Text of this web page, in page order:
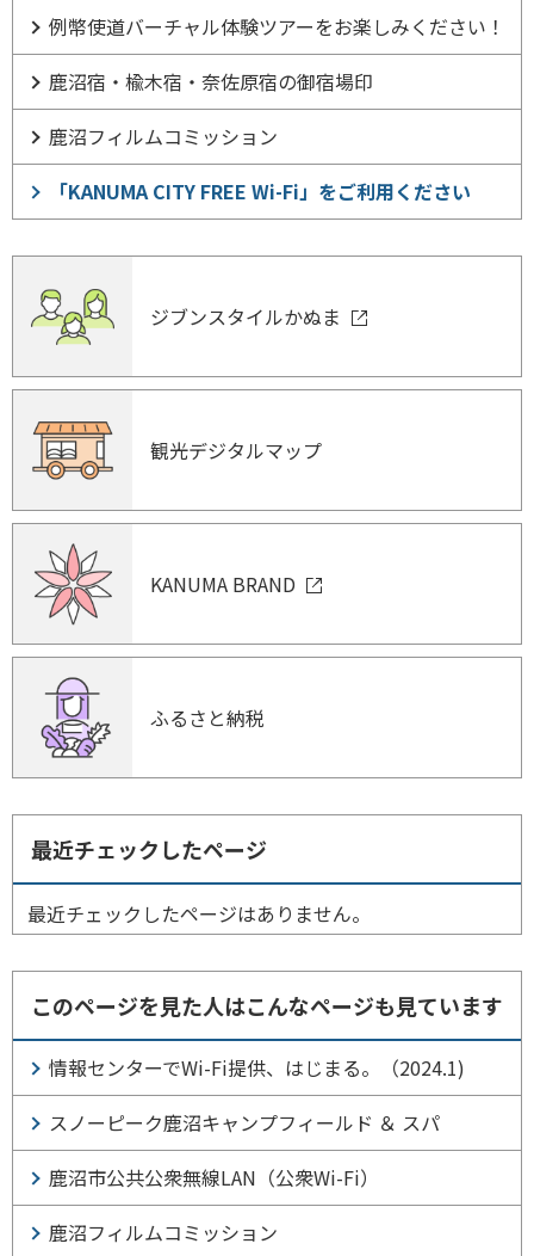
例幣使道バーチャル体験ツアーをお楽しみください！
鹿沼宿・楡木宿・奈佐原宿の御宿場印
鹿沼フィルムコミッション
「KANUMA CITY FREE Wi-Fi」をご利用ください
ジブンスタイルかぬま
観光デジタルマップ
KANUMA BRAND
ふるさと納税
最近チェックしたページ
最近チェックしたページはありません。
このページを見た人はこんなページも見ています
情報センターでWi-Fi提供、はじまる。（2024.1)
スノーピーク鹿沼キャンプフィールド ＆ スパ
鹿沼市公共公衆無線LAN（公衆Wi-Fi）
鹿沼フィルムコミッション